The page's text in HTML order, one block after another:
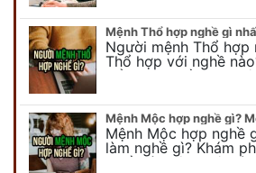
Người mệnh Thổ hợp
Thổ hợp với nghề
để chọn nghề hợp
Mệnh Mộc hợp nghề
làm nghề gì? Khám
nghề gì không nên